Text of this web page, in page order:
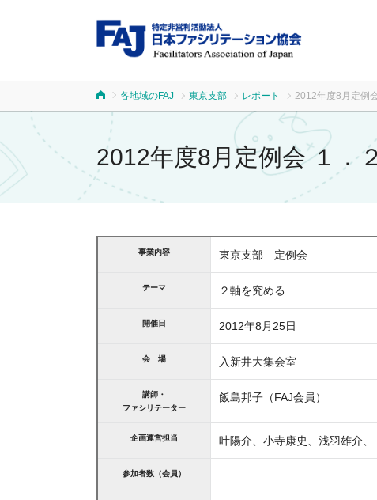
FAJ
各地域のFAJ 東京支部 レポート 2012年度8月定例
2012年度8月定例会 １．
事業内容 東京支部 定例会
テーマ ２軸を究める
開催日 2012年8月25日
会 場 入新井大集会室
講師・
ファシリテーター
飯島邦子（FAJ会員）
企画運営担当 叶陽介、小寺康史、浅羽雄介、
参加者数（会員）